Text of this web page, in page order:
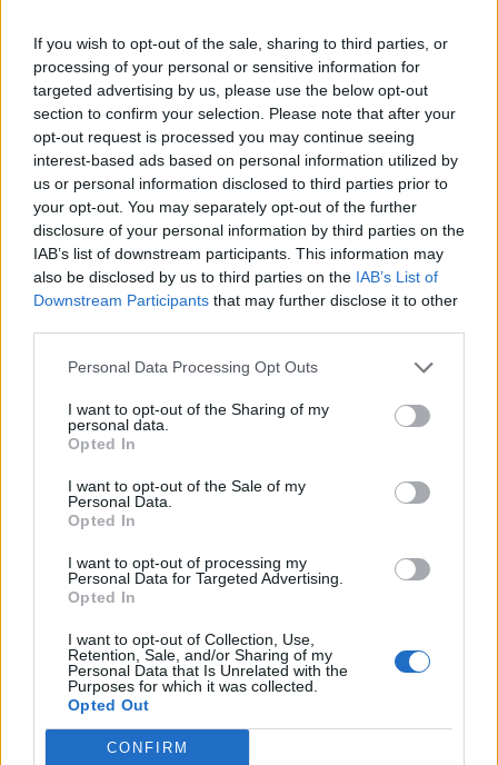
If you wish to opt-out of the sale, sharing to third parties, or
processing of your personal or sensitive information for
targeted advertising by us, please use the below opt-out
section to confirm your selection. Please note that after your
opt-out request is processed you may continue seeing
interest-based ads based on personal information utilized by
us or personal information disclosed to third parties prior to
your opt-out. You may separately opt-out of the further
disclosure of your personal information by third parties on the
IAB’s list of downstream participants. This information may
also be disclosed by us to third parties on the IAB’s List of
Downstream Participants that may further disclose it to other
Personal Data Processing Opt Outs
I want to opt-out of the Sharing of my
personal data.
Opted In
I want to opt-out of the Sale of my
Personal Data.
Opted In
I want to opt-out of processing my
Personal Data for Targeted Advertising.
Opted In
I want to opt-out of Collection, Use,
Retention, Sale, and/or Sharing of my
Personal Data that Is Unrelated with the
Purposes for which it was collected.
Opted Out
CONFIRM
Ουκρανία: Με Μίχαϊλιουκ και
Λεν κόντρα στην Ελλάδα
Πάρκερ: «Όνειρό μου να
κατακτήσω το ΝΒΑ Europe με τη
Βιλερμπάν» - Η διευκρινιστική
ανάρτηση που έκανε
HELLENiQ ENERGY: Κέρδη 393 εκατ. ευρώ στο α' εξάμηνο – Στα 734
εκατ. ευρώ τα EBITDA
Viohalco: Αυξημένος κατά 14%
δισ. ευρώ – Στα 446 εκατ. ευρώ
τα EBITDA
ΥΠΕΘΟΟ: Νέες επενδύσεις 1
Ενέργεια
Η συμφωνία Arval-Athlon αναδιαμορφώνει την αγορά leasing
VW: Η δύσκολη εξίσωση της
FTSE4Good
Alpha Bank: Για πρώτη φορά το Αρχαίο Θέατρο Επιδαύρου άνοιξε τις
πύλες του σε όλους